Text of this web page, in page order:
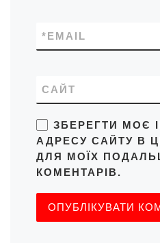
EMAIL
*
САЙТ
ЗБЕРЕГТИ МОЄ
АДРЕСУ САЙТУ В
ДЛЯ МОЇХ
КОМЕНТАРІВ.